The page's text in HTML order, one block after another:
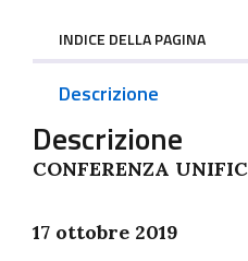
INDICE DELLA PAGINA
Descrizione
Descrizione
CONFERENZA
17 ottobre 2019